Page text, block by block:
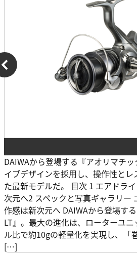
DAIWAから登場する『アオリマチ
イブデザインを採用し、操作性と
た最新モデルだ。 目次 1 エアドラ
次元へ2 スペックと写真ギャラリー
作感は新次元へ DAIWAから登場す
LT』。最大の進化は、ローターユ
ル比で約10gの軽量化を実現し、「
[…]